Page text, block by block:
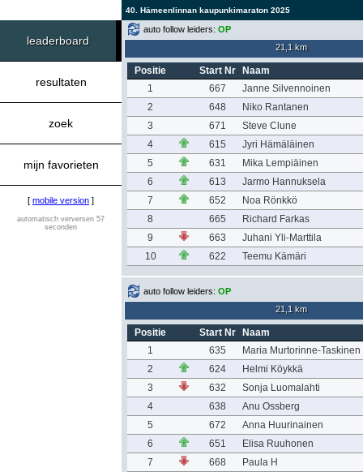
40. Hämeenlinnan kaupunkimaraton 2025
leaderboard
resultaten
zoek
mijn favorieten
[ mobile version ]
automatisch verversen 57
seconden
auto follow leiders: OP
21,1 km
Positie Start Nr
Naam
1
667
Janne Silvennoinen
2
648
Niko Rantanen
3
671
Steve Clune
4
615
Jyri Hämäläinen
5
631
Mika Lempiäinen
6
613
Jarmo Hannuksela
7
652
Noa Rönkkö
8
665
Richard Farkas
9
663
Juhani Yli-Marttila
10
622 Teemu Kämäri
auto follow leiders: OP
21,1 km
Positie Start Nr
Naam
1
635
Maria Murtorinne-Taskinen
2
624
Helmi Köykkä
3
632
Sonja Luomalahti
4
638
Anu Ossberg
5
672
Anna Huurinainen
6
651
Elisa Ruuhonen
7
668
Paula H